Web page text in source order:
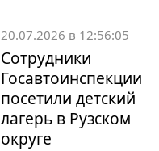
20.07.2026 в 12:56:05
Сотрудники
Госавтоинспекции
посетили детский
лагерь в Рузском
округе